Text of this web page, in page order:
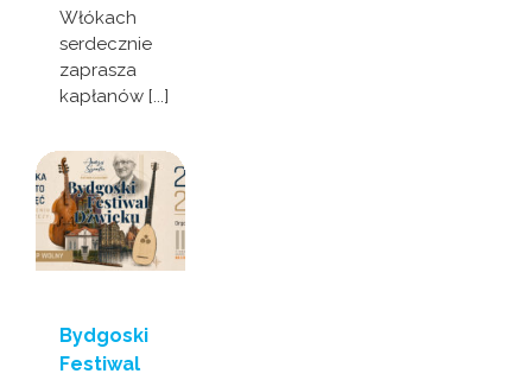
Włókach
serdecznie
zaprasza
kapłanów [...]
Bydgoski
Festiwal